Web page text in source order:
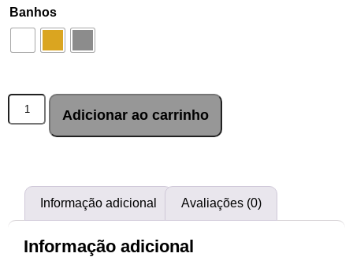
Banhos
Adicionar ao carrinho
Informação adicional Avaliações (0)
Informação adicional